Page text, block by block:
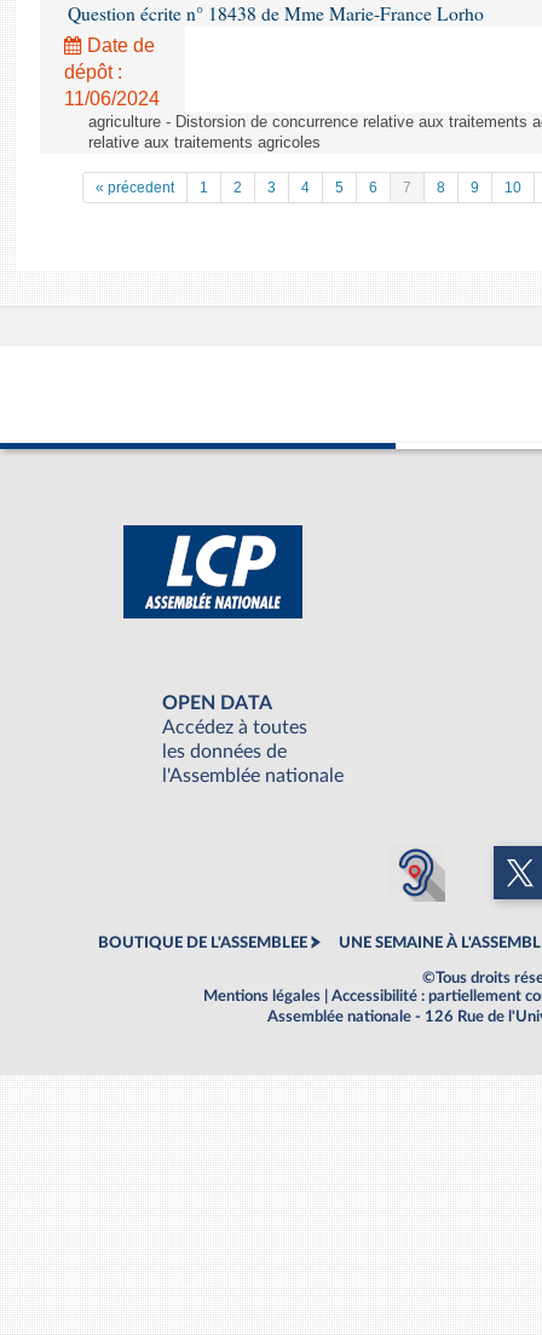
Question écrite n° 18438 de Mme Marie-France Lorho
Date de
dépôt :
11/06/2024
agriculture - Distorsion de concurrence relative aux traitements
relative aux traitements agricoles
« précedent 1 2 3 4 5 6 7 8 9 10
OPEN DATA
Accédez à toutes
les données de
l'Assemblée nationale
BOUTIQUE DE L'ASSEMBLEE UNE SEMAINE À
©Tous droits
Mentions légales
Accessibilité : partiellement
Assemblée nationale - 126 Rue de